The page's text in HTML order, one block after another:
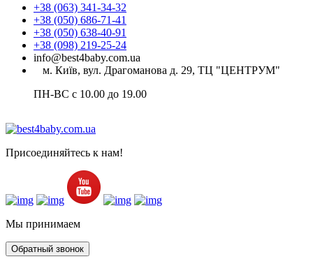
+38 (063) 341-34-32
+38 (050) 686-71-41
+38 (050) 638-40-91
+38 (098) 219-25-24
info@best4baby.com.ua
м. Київ, вул. Драгоманова д. 29, ТЦ "ЦЕНТРУМ"
ПН-ВС с 10.00 до 19.00
Присоединяйтесь к нам!
Мы принимаем
Обратный звонок